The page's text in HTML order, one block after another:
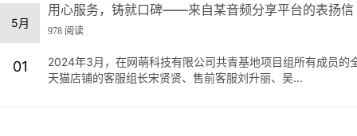
5月
01
用心服务，铸就口碑——来自某音频分享平台的表扬信
978 阅读
2024年3月，在网萌科技有限公司共青基地项目组所有成员
天猫店铺的客服组长宋贤贤、售前客服刘升丽、吴...